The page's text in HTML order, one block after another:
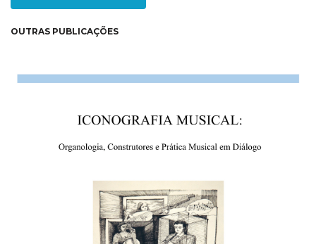
OUTRAS PUBLICAÇÕES
NEW